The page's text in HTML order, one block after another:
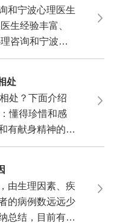
询哪里好,宁波最好的
里看心理医生,宁波心
波好的心理咨询/心理
和宁波心理医生
生经验丰富、
咨询和宁波心
处
处？下面介绍
懂得珍惜和感
献身精神的父
由生理因素、疾
的病例数远远少
总结，目前有6